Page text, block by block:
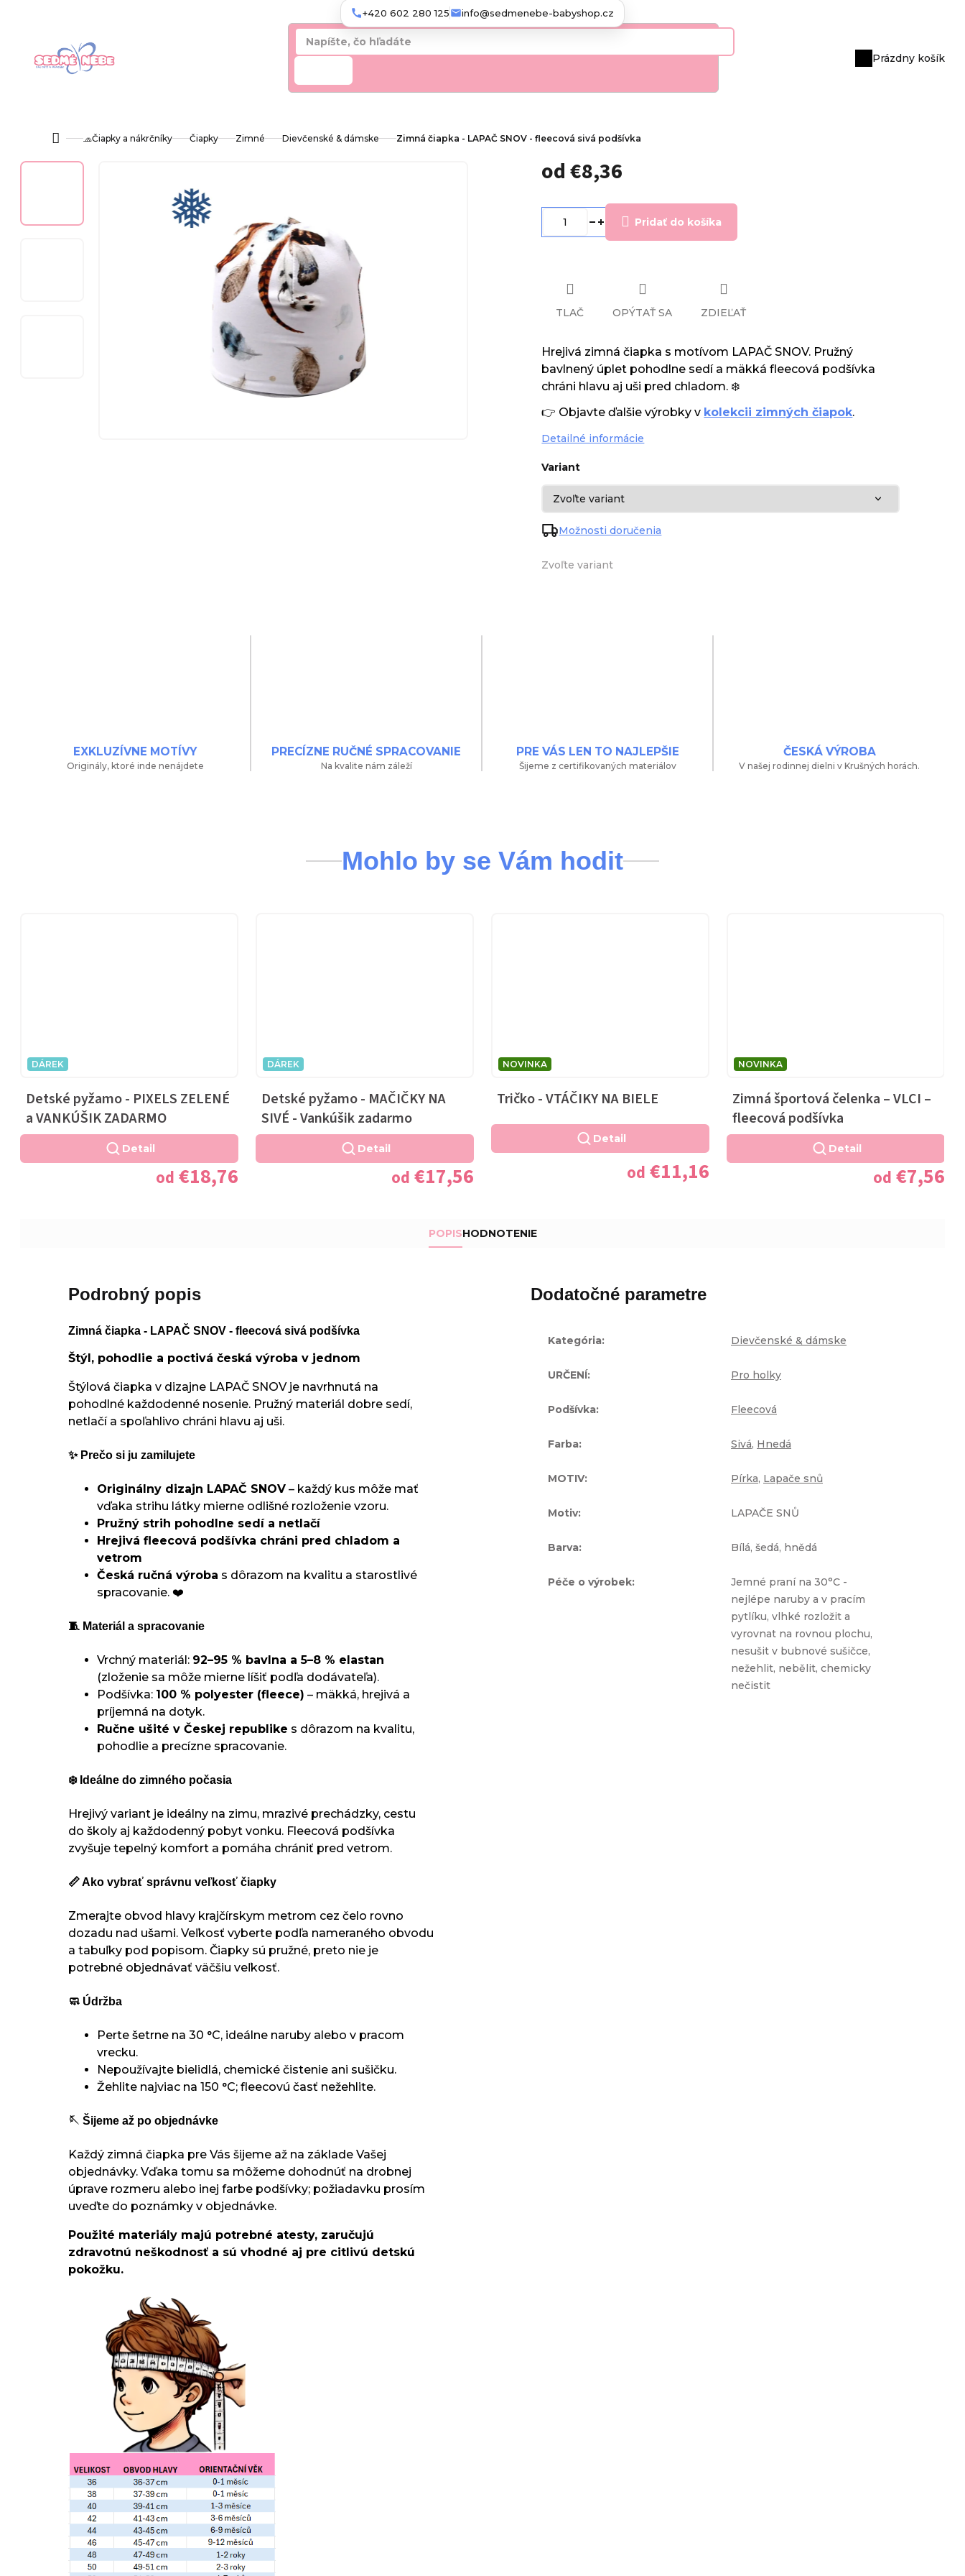
Nákupný
Prázdny košík
Domov🧢Čiapky a nákrčníky Čiapky Zimné Dievčenské & dámske Zimná čiapka - LAPAČ SNOV - fleecová sivá podšívka
od€8,36
cena:
Zvoľte variant
Variant
Možnosti doručenia
Pridať do košíka
Hrejivá zimná čiapka s motívom LAPAČ SNOV. Pružný
bavlnený úplet pohodlne sedí a mäkká fleecová podšívka
chráni hlavu aj uši pred chladom. ❄️
👉 Objavte ďalšie výrobky v kolekcii zimných čiapok.
Detailné informácie
TLAČ OPÝTAŤ SA ZDIEĽAŤ
EXKLUZÍVNE MOTÍVY
Originály, ktoré inde nenájdete
PRECÍZNE RUČNÉ SPRACOVANIE
Na kvalite nám záleží
PRE VÁS LEN TO NAJLEPŠIE
Šijeme z certifikovaných materiálov
ČESKÁ VÝROBA
V našej rodinnej dielni v Krušných horách.
Mohlo by se Vám hodit
DÁREK
Detské pyžamo - PIXELS ZELENÉ
a VANKÚŠIK ZADARMO
od €18,76
Detail
DÁREK
Detské pyžamo - MAČIČKY NA
SIVÉ - Vankúšik zadarmo
od €17,56
Detail
NOVINKA
Tričko - VTÁČIKY NA BIELE
od €11,16
Detail
NOVINKA
Zimná športová čelenka – VLCI –
fleecová podšívka
od €7,56
Detail
POPISHODNOTENIE
Podrobný popis
Zimná čiapka - LAPAČ SNOV - fleecová sivá podšívka
Štýl, pohodlie a poctivá česká výroba v jednom
Štýlová čiapka v dizajne LAPAČ SNOV je navrhnutá na
pohodlné každodenné nosenie. Pružný materiál dobre sedí,
netlačí a spoľahlivo chráni hlavu aj uši.
✨ Prečo si ju zamilujete
Originálny dizajn LAPAČ SNOV – každý kus môže mať
vďaka strihu látky mierne odlišné rozloženie vzoru.
Pružný strih pohodlne sedí a netlačí
Hrejivá fleecová podšívka chráni pred chladom a
vetrom
Česká ručná výroba s dôrazom na kvalitu a starostlivé
spracovanie. ❤️
🧵 Materiál a spracovanie
Vrchný materiál: 92–95 % bavlna a 5–8 % elastan
(zloženie sa môže mierne líšiť podľa dodávateľa).
Podšívka: 100 % polyester (fleece) – mäkká, hrejivá a
príjemná na dotyk.
Ručne ušité v Českej republike s dôrazom na kvalitu,
pohodlie a precízne spracovanie.
❄️ Ideálne do zimného počasia
Hrejivý variant je ideálny na zimu, mrazivé prechádzky, cestu
do školy aj každodenný pobyt vonku. Fleecová podšívka
zvyšuje tepelný komfort a pomáha chrániť pred vetrom.
📏 Ako vybrať správnu veľkosť čiapky
Zmerajte obvod hlavy krajčírskym metrom cez čelo rovno
dozadu nad ušami. Veľkosť vyberte podľa nameraného obvodu
a tabuľky pod popisom. Čiapky sú pružné, preto nie je
potrebné objednávať väčšiu veľkosť.
🧼 Údržba
Perte šetrne na 30 °C, ideálne naruby alebo v pracom
vrecku.
Nepoužívajte bielidlá, chemické čistenie ani sušičku.
Žehlite najviac na 150 °C; fleecovú časť nežehlite.
🪡 Šijeme až po objednávke
Každý zimná čiapka pre Vás šijeme až na základe Vašej
objednávky. Vďaka tomu sa môžeme dohodnúť na drobnej
úprave rozmeru alebo inej farbe podšívky; požiadavku prosím
uveďte do poznámky v objednávke.
Použité materiály majú potrebné atesty, zaručujú
zdravotnú neškodnosť a sú vhodné aj pre citlivú detskú
pokožku.
Dodatočné parametre
Kategória: Dievčenské & dámske
URČENÍ: Pro holky
Podšívka: Fleecová
Farba: Sivá, Hnedá
MOTIV: Pírka, Lapače snů
Motiv: LAPAČE SNŮ
Barva: Bílá, šedá, hnědá
Péče o výrobek:
Jemné praní na 30°C -
nejlépe naruby a v pracím
pytlíku, vlhké rozložit a
vyrovnat na rovnou plochu,
nesušit v bubnové sušičce,
nežehlit, nebělit, chemicky
nečistit
+420 602 280 125 info@sedmenebe-babyshop.cz